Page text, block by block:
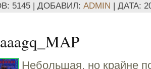
5145 | ДОБАВИЛ: ADMIN | ДАТА:
Небольшая, но крайне